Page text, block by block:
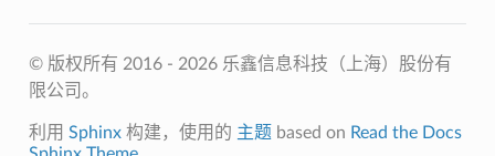
© 版权所有 2016 - 2026 乐鑫信息科技（上海）股份有
限公司。
利用 Sphinx构建，使用的 主题 based on Read the Docs